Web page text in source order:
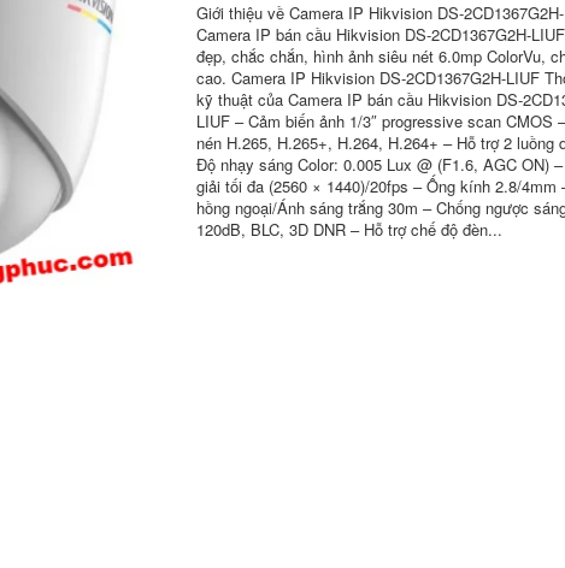
Giới thiệu về Camera IP Hikvision DS-
Camera IP bán cầu Hikvision DS-2CD1367G2H-
đẹp, chắc chắn, hình ảnh siêu nét 6.0mp ColorVu,
cao. Camera IP Hikvision DS-2CD1367G2H-LIUF
kỹ thuật của Camera IP bán cầu Hikvision DS-
LIUF – Cảm biến ảnh 1/3″ progressive scan CMOS
nén H.265, H.265+, H.264, H.264+ – Hỗ trợ 2 luồng
Độ nhạy sáng Color: 0.005 Lux @ (F1.6, AGC ON)
giải tối đa (2560 × 1440)/20fps – Ống kính 2.8/4mm
hồng ngoại/Ánh sáng trắng 30m – Chống ngược
120dB, BLC, 3D DNR – Hỗ trợ chế độ đèn...